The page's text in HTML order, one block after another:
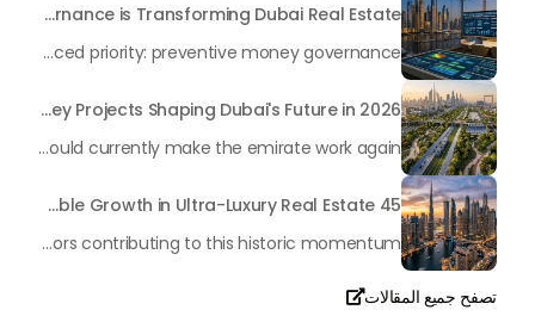
Beyond Maintenance: How Preventive Money Governance is Transforming Dubai Real Estate
In the rapidly changing milieu of Dubai's real estate sector, the year 2026 has triggered a substantial change in baggage handling practices. We have progressed beyond time when asset handling is simply a matter of "repairing leaks" or "accumulating bills". Currently, prudent businesses, builders and residents expect a more enhanced priority: preventive money governance.
Transforming the "Pearl of the World": 5 Key Projects Shaping Dubai's Future in 2026
Dubai has once again captivated a worldwide target audience with several groundbreaking mega-works that redefine the boundaries of engineering, sustainability and urban living. As we progress to May 2026, these ventures are evolving from bold ideas into concrete realities, cementing Dubai’s role as a worldwide leader in innovation and smart metropolitan development. From the depths of the ocean to the heights of the skyline, here's a complete examination of 5 massive projects that could currently make the emirate work again.
45 Days of Risen: An Analysis of Dubai’s Remarkable Growth in Ultra-Luxury Real Estate
The luxury real property market in Dubai is experiencing a remarkable upward push, strengthening its position as the leading worldwide hub for high-internet value investors. By the end of April 2026, the market has proven formidable resilience and growth, fueled by a blend of world-class infrastructure, strategic financial policies and a remarkable way of life worldwide Presented below is a complete analysis of the contemporary state of the ultra-luxury sector in Dubai, and the number one factors contributing to this historic momentum.
تصفح جميع المقالات